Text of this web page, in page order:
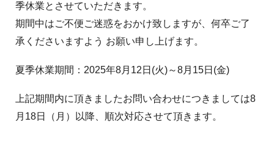
季休業とさせていただきます。
期間中はご不便ご迷惑をおかけ致しますが、何卒ご了
承くださいますよう お願い申し上げます。
夏季休業期間：2025年8月12日(火)～8月15日(金)
上記期間内に頂きましたお問い合わせにつきましては8
月18日（月）以降、順次対応させて頂きます。